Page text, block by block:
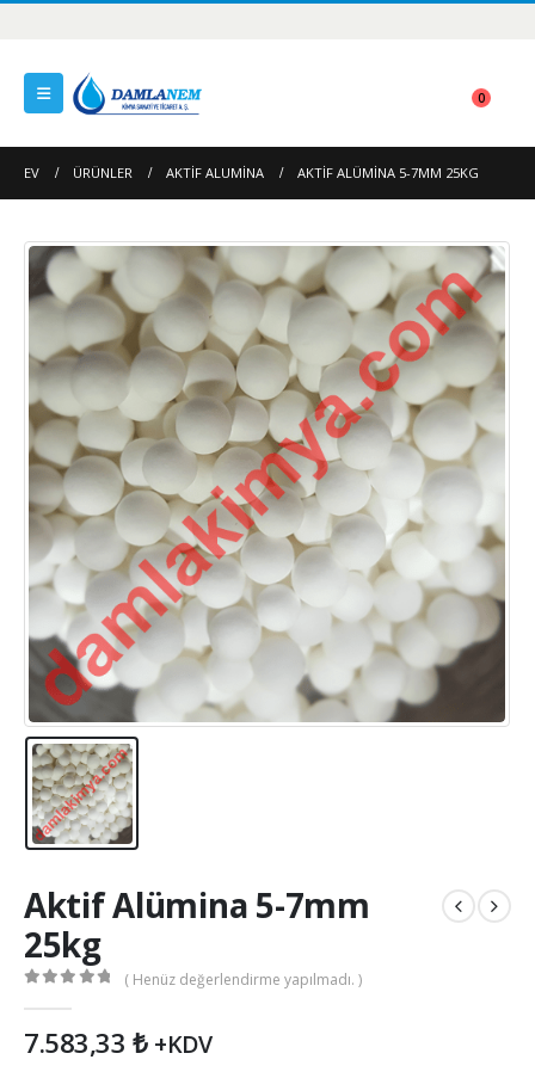
0
EV ÜRÜNLER AKTIF ALUMINA AKTIF ALÜMINA 5-7MM 25KG
Aktif Alümina 5-7mm
25kg
( Henüz değerlendirme yapılmadı. )
7.583,33 ₺ +KDV